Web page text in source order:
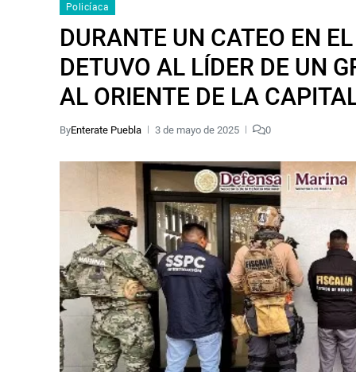
Policíaca
DURANTE UN CATEO EN
DETUVO AL LÍDER DE UN
AL ORIENTE DE LA
ByEnterate Puebla 3 de mayo de 2025 0